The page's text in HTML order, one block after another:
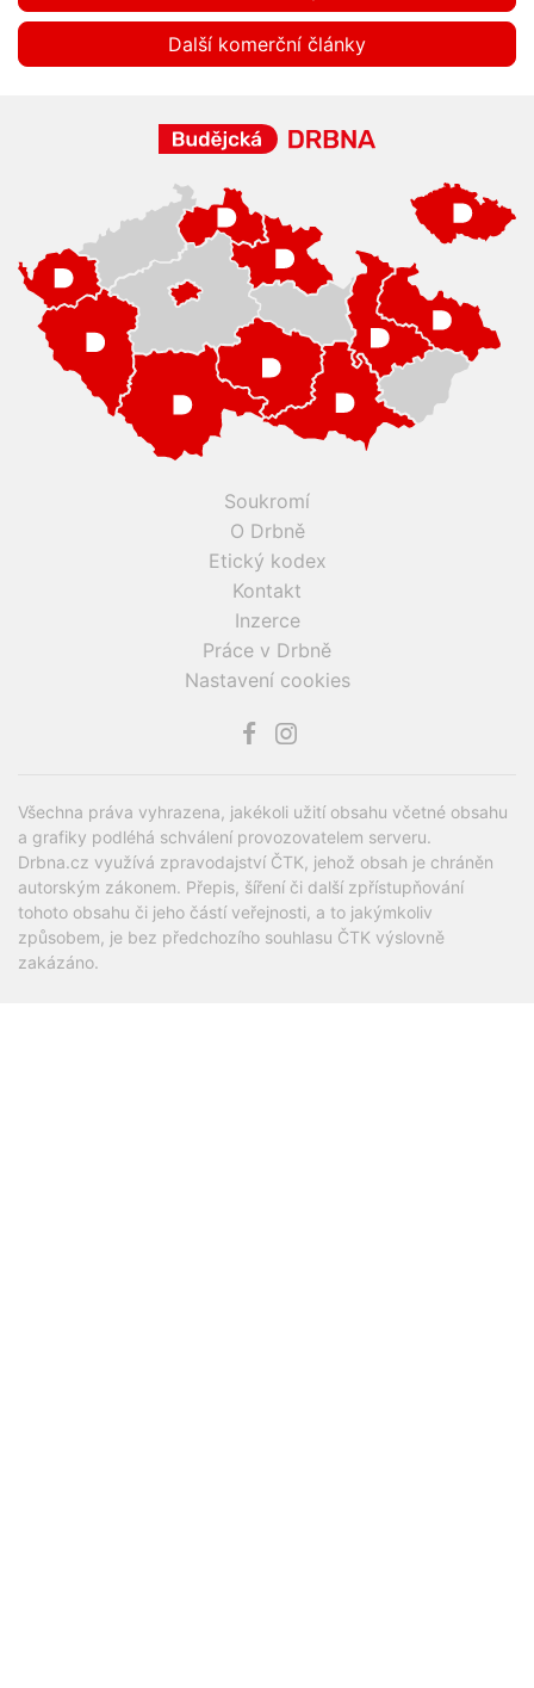
Další komerční články
Soukromí
O Drbně
Etický kodex
Kontakt
Inzerce
Práce v Drbně
Nastavení cookies
Všechna práva vyhrazena, jakékoli užití obsahu včetné obsahu
a grafiky podléhá schválení provozovatelem serveru.
Drbna.cz využívá zpravodajství ČTK, jehož obsah je chráněn
autorským zákonem. Přepis, šíření či další zpřístupňování
tohoto obsahu či jeho částí veřejnosti, a to jakýmkoliv
způsobem, je bez předchozího souhlasu ČTK výslovně
zakázáno.